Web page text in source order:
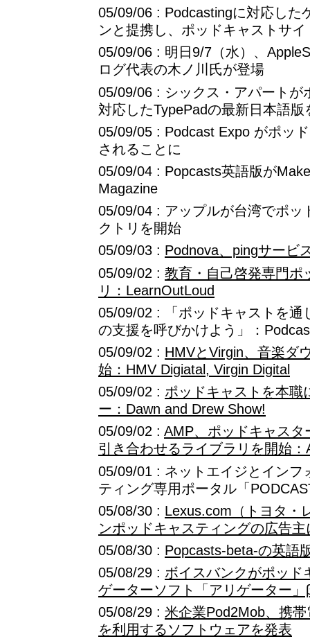
05/09/06 : Podcastingに対応した
ンと提携し、ポッドキャストサ
05/09/06 : 明日9/7（水）、
ログ代表の木ノ川氏が登場
05/09/06 : シックス・アパートが
対応したTypePadの最新日本語版
05/09/05 : Podcast Expo がポッ
されることに
05/09/04 : Popcasts英語版が
Magazine
05/09/04 : アップルが台湾でポッ
クトリを開始
05/09/03 : Podnova、pingサービ
05/09/02 : 教育・自己啓発専門ポ
リ：LearnOutLoud
05/09/02 : 「ポッドキャストを通
の支援を呼びかけよう」：
05/09/02 : HMVとVirgin、音楽ダ
始：HMV Digiatal, Virgin Digital
05/09/02 : ポッドキャストを本職
ー：Dawn and Drew Show!
05/09/02 : AMP、ポッドキャス
引き合わせるライブラリを開始
05/09/01 : ネットエイジとインフ
ティング専用ポータル「
05/08/30 : Lexus.com（トヨタ・
ンポッドキャスティングの広告主
05/08/30 : Popcasts-beta-の英語
05/08/29 : ボイスバンクがポッド
ゲーターソフト「アリゲーター
05/08/29 : 米企業Pod2Mob、携
を利用するソフトウェアを発表